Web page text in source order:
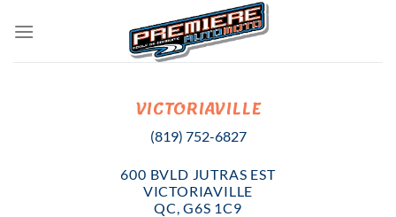
VICTORIAVILLE
(819) 752-6827
600 BVLD JUTRAS EST
VICTORIAVILLE
QC, G6S 1C9